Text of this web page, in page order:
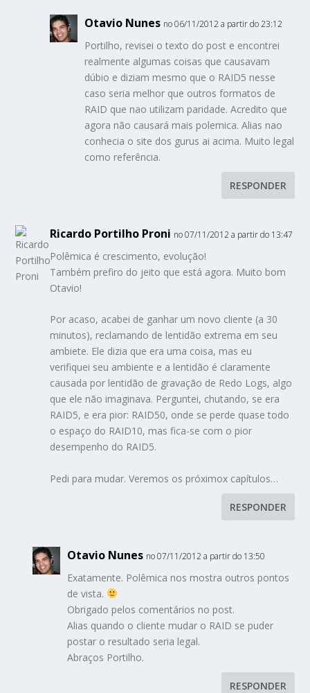
Otavio Nunes no 06/11/2012 a partir do 23:12
Portilho, revisei o texto do post e encontrei
realmente algumas coisas que causavam
dúbio e diziam mesmo que o RAID5 nesse
caso seria melhor que outros formatos de
RAID que nao utilizam paridade. Acredito que
agora não causará mais polemica. Alias nao
conhecia o site dos gurus ai acima. Muito legal
como referência.
RESPONDER
Ricardo Portilho Proni no 07/11/2012 a partir do 13:47
Polêmica é crescimento, evolução!
Também prefiro do jeito que está agora. Muito bom
Otavio!
Por acaso, acabei de ganhar um novo cliente (a 30
minutos), reclamando de lentidão extrema em seu
ambiete. Ele dizia que era uma coisa, mas eu
verifiquei seu ambiente e a lentidão é claramente
causada por lentidão de gravação de Redo Logs, algo
que ele não imaginava. Perguntei, chutando, se era
RAID5, e era pior: RAID50, onde se perde quase todo
o espaço do RAID10, mas fica-se com o pior
desempenho do RAID5.
Pedi para mudar. Veremos os próximox capítulos…
RESPONDER
Otavio Nunes no 07/11/2012 a partir do 13:50
Exatamente. Polêmica nos mostra outros pontos
de vista.
Obrigado pelos comentários no post.
Alias quando o cliente mudar o RAID se puder
postar o resultado seria legal.
Abraços Portilho.
RESPONDER